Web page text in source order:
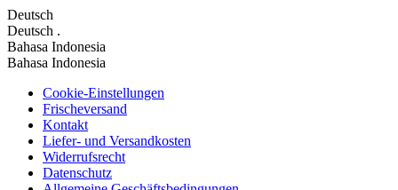
Deutsch
Deutsch .
Bahasa Indonesia
Bahasa Indonesia
Cookie-Einstellungen
Frischeversand
Kontakt
Liefer- und Versandkosten
Widerrufsrecht
Datenschutz